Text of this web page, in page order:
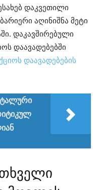
დაკვეთილი
აღინიშნა მეტი
დაკავშირებული
დაავადებებში
დაავადებების